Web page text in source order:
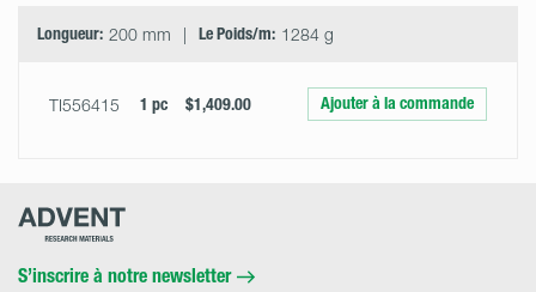
Longueur: 200 mm Le Poids/m: 1284 g
TI556415 1 pc $1,409.00 Ajouter à la commande
Advent
S’inscrire à notre newsletter